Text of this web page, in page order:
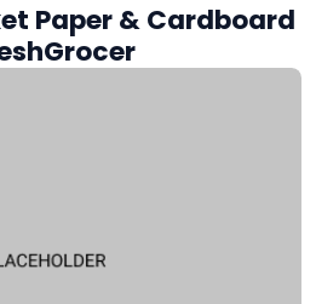
Paper & Cardboard